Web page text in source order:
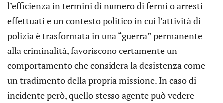
l’efficienza in termini di numero di fermi o arresti
effettuati e un contesto politico in cui l’attività di
polizia è trasformata in una “guerra” permanente
alla criminalità, favoriscono certamente un
comportamento che considera la desistenza come
un tradimento della propria missione. In caso di
incidente però, quello stesso agente può vedere